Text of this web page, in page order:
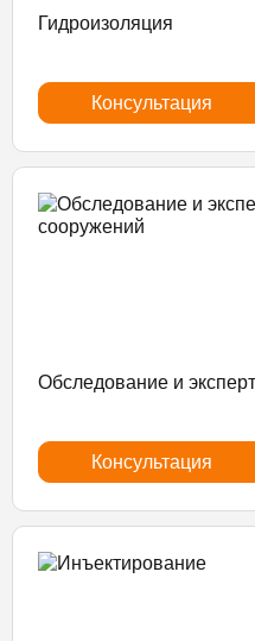
Гидроизоляция
Консультация
Обследование и
Консультация